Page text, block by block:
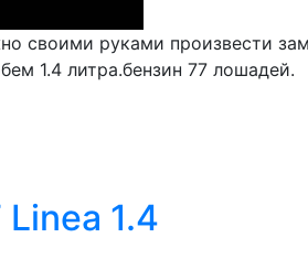
руками произвести
1.4 литра.бензин 77 лошадей.
1.4